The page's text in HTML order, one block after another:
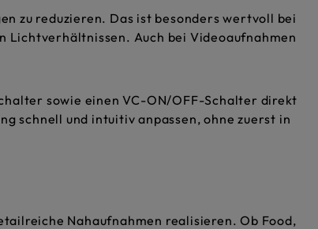
zu reduzieren. Das ist besonders wertvoll bei
Lichtverhältnissen. Auch bei Videoaufnahmen
sowie einen VC-ON/OFF-Schalter direkt
schnell und intuitiv anpassen, ohne zuerst in
Nahaufnahmen realisieren. Ob Food,